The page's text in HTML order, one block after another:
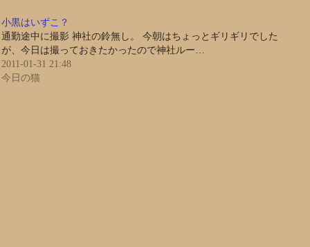
小黒はいずこ？
通勤途中に撮影 神社の鈴無し。 今朝はちょっとギリギリでした
が、今日は撮っておきたかったので神社ルー…
2011-01-31 21:48
今日の猫